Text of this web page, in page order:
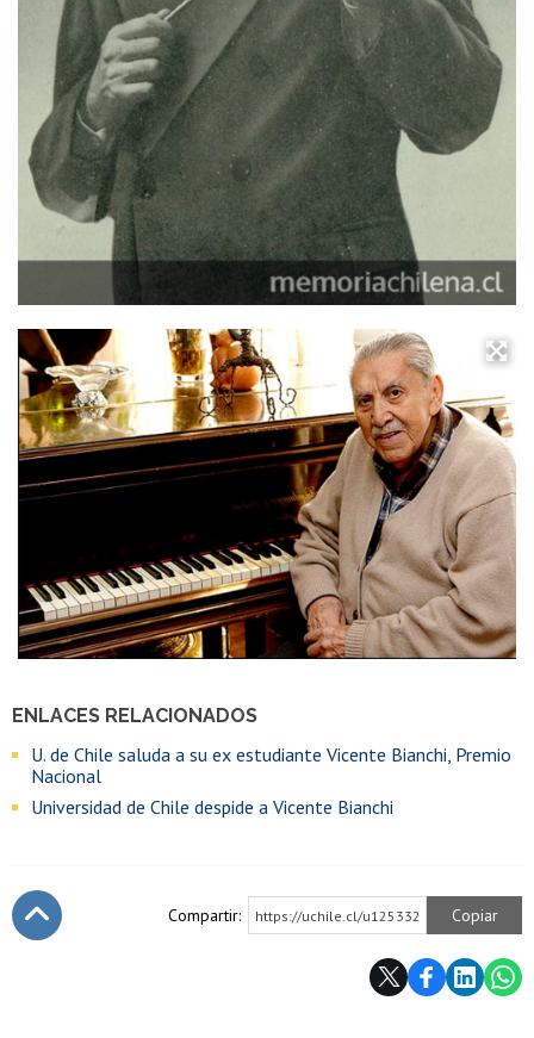
ENLACES RELACIONADOS
U. de Chile saluda a su ex estudiante Vicente Bianchi, Premio
Nacional
Universidad de Chile despide a Vicente Bianchi
Compartir: https://uchile.cl/u125332 Copiar